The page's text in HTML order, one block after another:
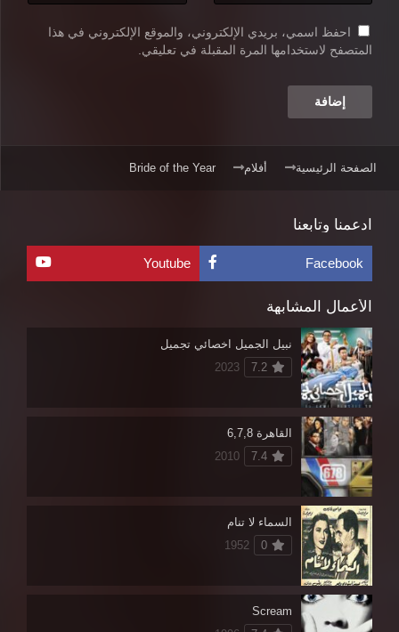
احفظ اسمي، بريدي الإلكتروني، والموقع الإلكتروني في هذا
المتصفح لاستخدامها المرة المقبلة في تعليقي.
الصفحة الرئيسية أفلام Bride of the Year
ادعمنا وتابعنا
Facebook
Youtube
الأعمال المشابهة
نبيل الجميل اخصائي تجميل
7.2
2023
القاهرة 6,7,8
7.4
2010
السماء لا تنام
0
1952
Scream